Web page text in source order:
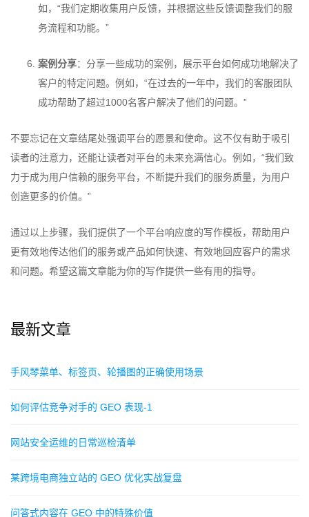
如，“我们定期收集用户反馈，并根据这些反馈调整我们的服
务流程和功能。”
案例分享：分享一些成功的案例，展示平台如何成功地解决了
客户的特定问题。例如，“在过去的一年中，我们的客服团队
成功帮助了超过1000名客户解决了他们的问题。”
不要忘记在文章结尾处强调平台的愿景和使命。这不仅有助于吸引
读者的注意力，还能让读者对平台的未来充满信心。例如，“我们致
力于成为用户信赖的服务平台，不断提升我们的服务质量，为用户
创造更多的价值。”
通过以上步骤，我们提供了一个平台响应度的写作模板，帮助用户
更有效地传达他们的服务或产品如何快速、有效地回应客户的需求
和问题。希望这篇文章能为你的写作提供一些有用的指导。
最新文章
手风琴菜单、标签页、轮播图的正确使用场景
如何评估竞争对手的 GEO 表现-1
网站安全运维的日常巡检清单
某跨境电商独立站的 GEO 优化实战复盘
问答式内容在 GEO 中的特殊价值